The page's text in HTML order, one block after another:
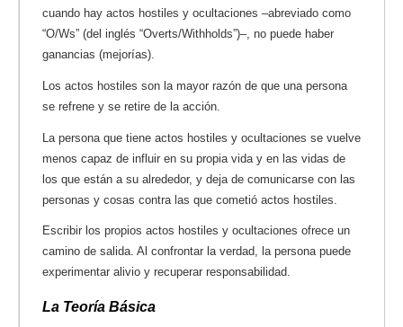
cuando hay actos hostiles y ocultaciones –abreviado como
“O/Ws” (del inglés “Overts/Withholds”)–, no puede haber
ganancias (mejorías).
Los actos hostiles son la mayor razón de que una persona
se refrene y se retire de la acción.
La persona que tiene actos hostiles y ocultaciones se vuelve
menos capaz de influir en su propia vida y en las vidas de
los que están a su alrededor, y deja de comunicarse con las
personas y cosas contra las que cometió actos hostiles.
Escribir los propios actos hostiles y ocultaciones ofrece un
camino de salida. Al confrontar la verdad, la persona puede
experimentar alivio y recuperar responsabilidad.
La Teoría Básica